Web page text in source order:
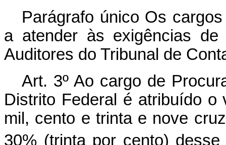
Parágrafo único Os
a atender às exigências de
Auditores do Tribunal de
Art. 3º Ao cargo de
Distrito Federal é atribuído o
mil, cento e trinta e nove
30% (trinta por cento) desse